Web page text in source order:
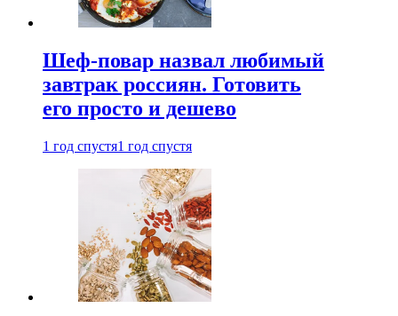
Шеф-повар назвал любимый
завтрак россиян. Готовить
его просто и дешево
1 год спустя1 год спустя